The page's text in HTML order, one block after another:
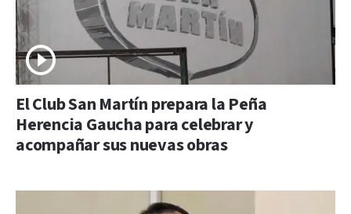
El Club San Martín prepara la Peña
Herencia Gaucha para celebrar y
acompañar sus nuevas obras